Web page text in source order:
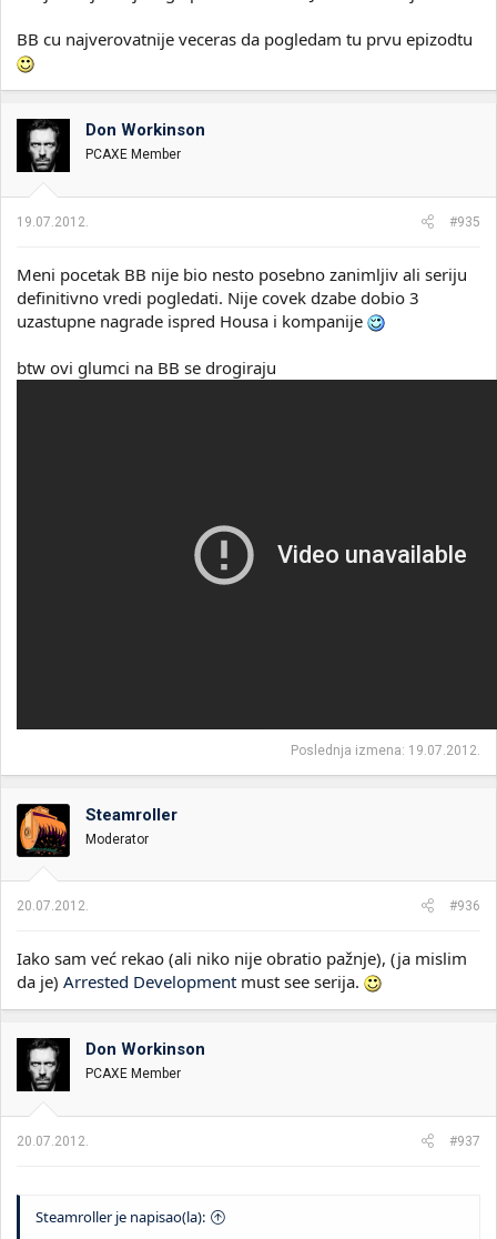
BB cu najverovatnije veceras da pogledam tu prvu epizodtu
Don Workinson
PCAXE Member
19.07.2012. #935
Meni pocetak BB nije bio nesto posebno zanimljiv ali seriju
definitivno vredi pogledati. Nije covek dzabe dobio 3
uzastupne nagrade ispred Housa i kompanije
btw ovi glumci na BB se drogiraju
Poslednja izmena: 19.07.2012.
Steamroller
Moderator
20.07.2012. #936
Iako sam već rekao (ali niko nije obratio pažnje), (ja mislim
da je) Arrested Development must see serija.
Don Workinson
PCAXE Member
20.07.2012. #937
Steamroller je napisao(la):